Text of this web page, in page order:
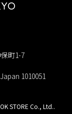
町1-7
1010051
STORE Co., Ltd..